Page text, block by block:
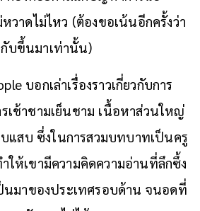
วาดไม่ไหว (ต้องขอเน้นอีกครั้งว่า
บขึ้นมาเท่านั้น)
บอกเล่าเรื่องราวเกี่ยวกับการ
เช้าชามเย็นชาม เนื้อหาส่วนใหญ่
บแสบ ซึ่งในการสวมบทบาทเป็นครู
ให้เขามีความคิดความอ่านที่ลึกซึ้ง
นมาของประเทศรอบด้าน จนอดที่